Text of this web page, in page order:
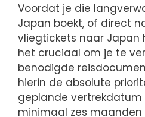
Voordat je die
Japan boekt, of direct
vliegtickets naar Japan
het cruciaal om je te
benodigde
hierin de absolute
geplande
minimaal zes maanden